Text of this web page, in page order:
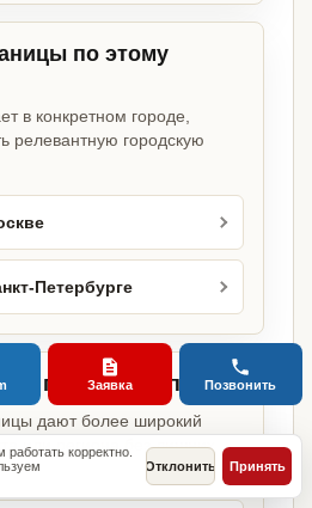
по этому
в конкретном городе,
релевантную городскую
Петербурге
по этому запросу
дают более широкий
или региона без лишних
корректно.
Отклонить Принять
Заявка Позвонить